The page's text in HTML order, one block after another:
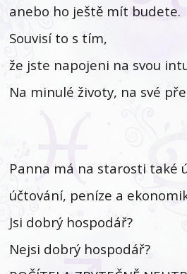
anebo ho ještě mít budete.
Souvisí to s tím,
že jste napojeni na svou
Na minulé životy, na své
Panna má na starosti také
účtování, peníze a
Jsi dobrý hospodář?
Nejsi dobrý hospodář?